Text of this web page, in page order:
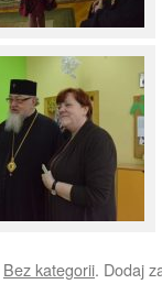
Bez kategorii. Dodaj